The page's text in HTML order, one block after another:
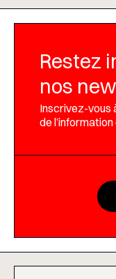
Restez
nos
Inscrivez-vous
de